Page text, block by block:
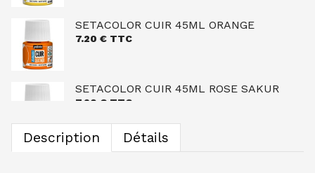
SETACOLOR CUIR 45ML ORANGE
7.20 € TTC
SETACOLOR CUIR 45ML ROSE SAKUR
7.20 € TTC
SETACOLOR CUIR 45ML ROSE CANDY
Description Détails